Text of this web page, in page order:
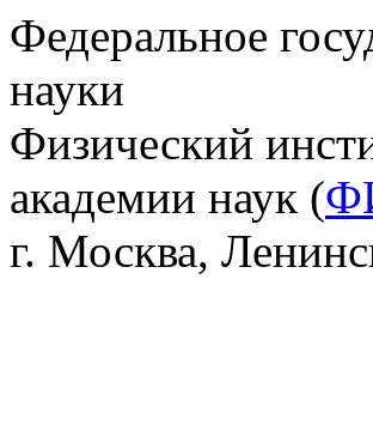
Федеральное
науки
Физический
академии наук (
г. Москва,